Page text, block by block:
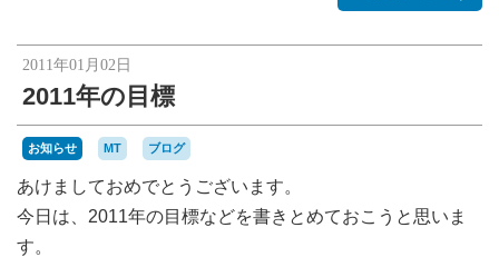
2011年01月02日
2011年の目標
お知らせ MT ブログ
あけましておめでとうございます。
今日は、2011年の目標などを書きとめておこうと思いま
す。